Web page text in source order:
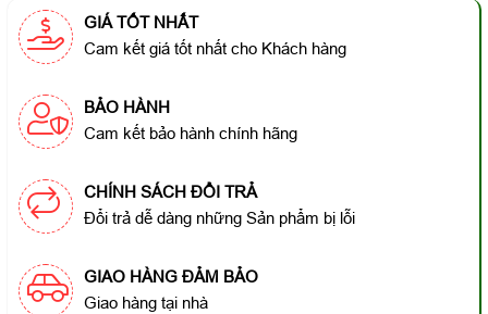
GIÁ TỐT NHẤT
Cam kết giá tốt nhất cho Khách hàng
BẢO HÀNH
Cam kết bảo hành chính hãng
CHÍNH SÁCH ĐỔI TRẢ
Đổi trả dễ dàng những Sản phẩm bị lỗi
GIAO HÀNG ĐẢM BẢO
Giao hàng tại nhà